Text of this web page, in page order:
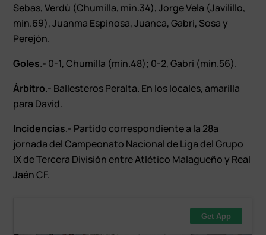
Sebas, Verdú (Chumilla, min.34), Jorge Vela (Javilillo,
min.69), Juanma Espinosa, Juanca, Gabri, Sosa y
Perejón.
Goles.- 0-1, Chumilla (min.48); 0-2, Gabri (min.56).
Árbitro.- Ballesteros Peralta. En los locales, amarilla
para David.
Incidencias.- Partido correspondiente a la 28ª
jornada del Campeonato Nacional de Liga del Grupo
IX de Tercera División entre Atlético Malagueño y Real
Jaén CF.